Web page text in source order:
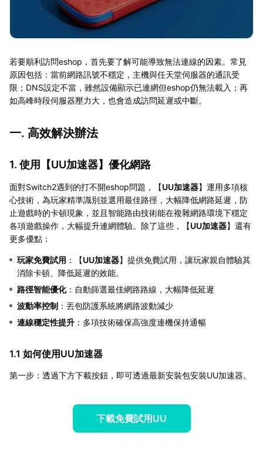
若要順利訪問eshop，首先要了解可能導致無法連線的因素。常見
原因包括：當前網路訊號不穩定，主機與任天堂伺服器的通訊受
限；DNS設定不當，雖然設備顯示已連網但eshop仍無法載入；再
如高峰時段伺服器壓力大，也會造成訪問延遲或中斷。
一. 高效解決辦法
1. 使用【UU加速器】優化網路
面對Switch2遇到的打不開eshop問題，【UU加速器】運用多項核
心技術，為玩家精準識別並選用最佳路徑，大幅降低網路延遲，防
止遊戲時的卡頓現象，並且智能路由技術能在複雜網路環境下穩定
各項遊戲操作，大幅提升連網體驗。除了這些，【UU加速器】還有
更多優點：
玩家免費試用 ：【UU加速器】提供免費試用，讓玩家親自體驗其
消除卡頓、降低延遲的效能。
路徑智能優化：自動篩選最佳網路路線，大幅降低延遲
波動率控制 ：丟包防護系統將網路波動減少
連線穩定性提升 ：多項技術確保高強度連機保持通暢
1.1 如何使用UU加速器
第一步：透過下方下載按鈕，即可透過最新安裝包安裝UU加速器。
下載免費試用UU